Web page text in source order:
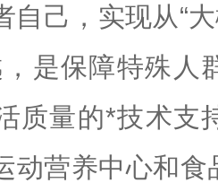
自己，实现从“
是保障特殊人
质量的*技术支
动营养中心和